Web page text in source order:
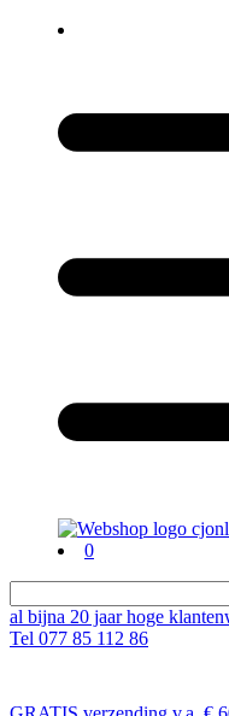
0
al bijna 20 jaar hoge
Tel 077 85 112 86